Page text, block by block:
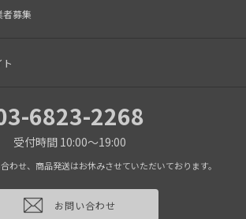
者募集
6823-2268
受付時間 10:00～19:00
わせ、商品発送はお休みさせていただいております。
お問い合わせ